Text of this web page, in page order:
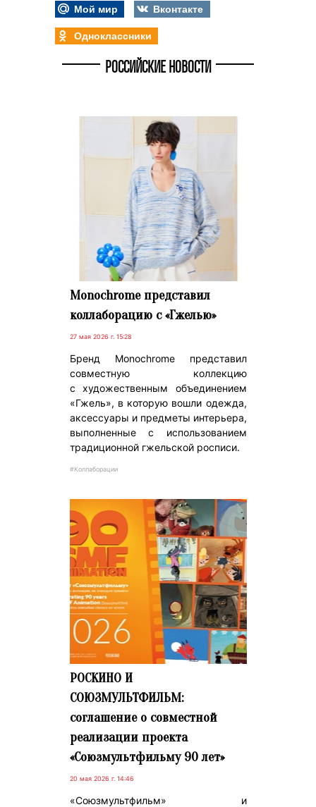
Мой мир
Вконтакте
Одноклассники
РОССИЙСКИЕ НОВОСТИ
Monochrome представил
коллаборацию с «Гжелью»
27 мая 2026 г. 15:28
Бренд Monochrome представил
совместную коллекцию
с художественным объединением
«Гжель», в которую вошли одежда,
аксессуары и предметы интерьера,
выполненные с использованием
традиционной гжельской росписи.
#Коллаборации
РОСКИНО И
СОЮЗМУЛЬТФИЛЬМ:
соглашение о совместной
реализации проекта
«Союзмультфильму 90 лет»
20 мая 2026 г. 14:46
«Союзмультфильм» и